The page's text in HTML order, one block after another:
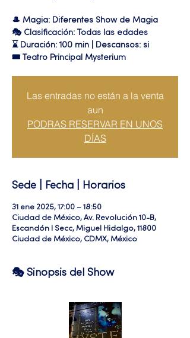
🎩 Magia: Diferentes Show de Magia
🎭 Clasificación: Todas las edades
⌛ Duración: 100 min | Descansos: si
🎟 Teatro Principal Mysterium
Las entradas no están a la venta
aun
PODRAS RESERVAR EN UNOS
DÍAS
Sede | Fecha | Horarios
31 ene 2025, 17:00 – 18:50
Ciudad de México, Av. Revolución 10-B,
Escandón I Secc, Miguel Hidalgo, 11800
Ciudad de México, CDMX, México
🎭 Sinopsis del Show